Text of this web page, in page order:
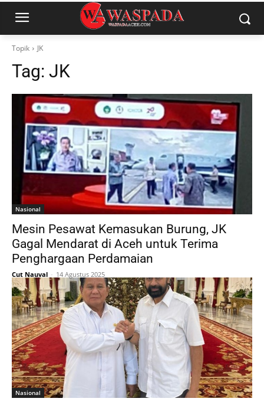
Topik JK
Tag: JK
Nasional
Mesin Pesawat Kemasukan Burung, JK
Gagal Mendarat di Aceh untuk Terima
Penghargaan Perdamaian
Cut Nauval - 14 Agustus 2025
Nasional